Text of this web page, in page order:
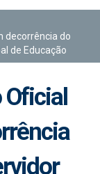
decorrência do
de Educação
Oficial